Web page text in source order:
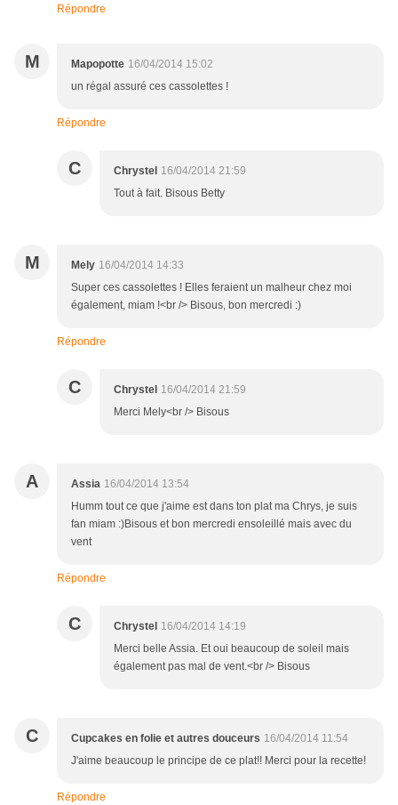
Répondre
M Mapopotte 16/04/2014 15:02
un régal assuré ces cassolettes !
Répondre
C Chrystel 16/04/2014 21:59
Tout à fait. Bisous Betty
M Mely 16/04/2014 14:33
Super ces cassolettes ! Elles feraient un malheur chez moi
également, miam !<br /> Bisous, bon mercredi :)
Répondre
C Chrystel 16/04/2014 21:59
Merci Mely<br /> Bisous
A Assia 16/04/2014 13:54
Humm tout ce que j'aime est dans ton plat ma Chrys, je suis
fan miam :)Bisous et bon mercredi ensoleillé mais avec du
vent
Répondre
C Chrystel 16/04/2014 14:19
Merci belle Assia. Et oui beaucoup de soleil mais
également pas mal de vent.<br /> Bisous
C Cupcakes en folie et autres douceurs 16/04/2014 11:54
J'aime beaucoup le principe de ce plat!! Merci pour la recette!
Répondre